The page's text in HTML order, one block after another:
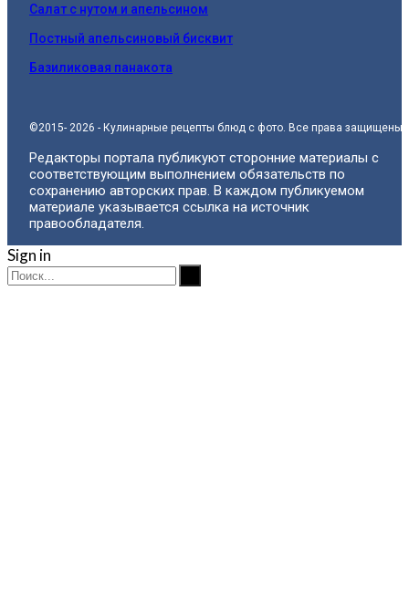
Салат с нутом и апельсином
Постный апельсиновый бисквит
Базиликовая панакота
©2015- 2026 - Кулинарные рецепты блюд с фото. Все права защищены.
Редакторы портала публикуют сторонние материалы с
соответствующим выполнением обязательств по
сохранению авторских прав. В каждом публикуемом
материале указывается ссылка на источник
правообладателя.
Sign in